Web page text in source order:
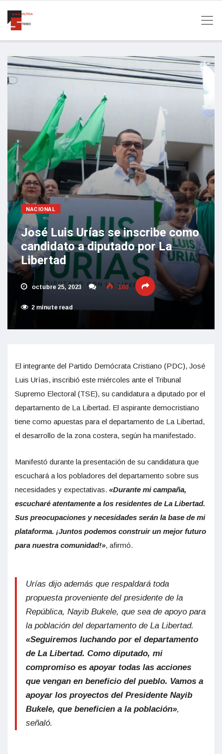
NACIONAL
José Luis Urías se inscribe como
candidato a diputado por La
Libertad
octubre 25, 2023 100
2 minute read
El integrante del Partido Demócrata Cristiano (PDC), José
Luis Urías, inscribió este miércoles ante el Tribunal
Supremo Electoral (TSE), su candidatura a diputado por el
departamento de La Libertad. El aspirante democristiano
tiene como apuestas para el departamento de La Libertad,
el desarrollo de la zona costera, según ha manifestado.
Manifestó durante la presentación de su candidatura que
escuchará a los pobladores del departamento sobre sus
necesidades y expectativas. «Durante mi campaña,
escucharé atentamente a los residentes de La Libertad.
Sus preocupaciones y necesidades serán la base de mi
plataforma. ¡Juntos podemos construir un mejor futuro
para nuestra comunidad!», afirmó.
Urías dijo además que respaldará toda
propuesta proveniente del presidente de la
República, Nayib Bukele, que sea de apoyo para
la población del departamento de La Libertad.
«Seguiremos luchando por el departamento
de La Libertad. Como diputado, mi
compromiso es apoyar todas las acciones
que vengan en beneficio del pueblo. Vamos a
apoyar los proyectos del Presidente Nayib
Bukele, que beneficien a la población»,
señaló.